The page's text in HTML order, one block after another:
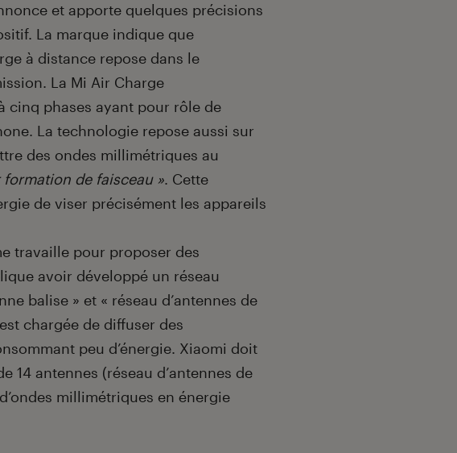
et apporte quelques précisions
La marque indique que
à distance repose dans le
La Mi Air Charge
cinq phases ayant pour rôle de
La technologie repose aussi sur
des ondes millimétriques au
de faisceau ». Cette
de viser précisément les appareils
travaille pour proposer des
avoir développé un réseau
balise » et « réseau d’antennes de
chargée de diffuser des
peu d’énergie. Xiaomi doit
14 antennes (réseau d’antennes de
millimétriques en énergie